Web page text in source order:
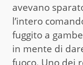
avevano
l’intero
fuggito a
in mente di
fuoco. Uno dei